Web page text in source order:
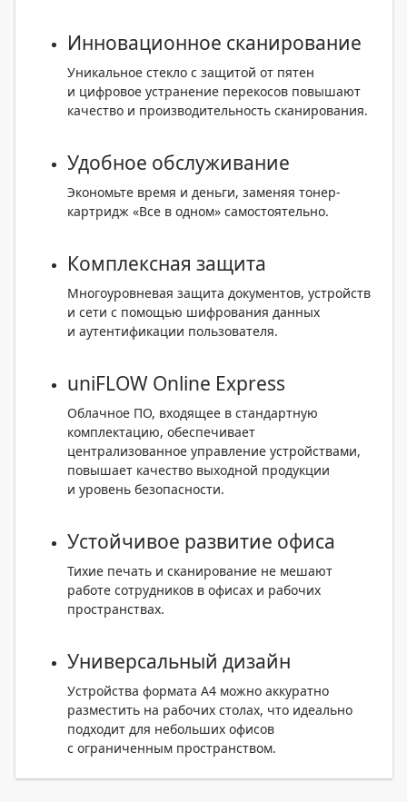
Инновационное сканирование
Уникальное стекло с защитой от пятен
и цифровое устранение перекосов повышают
качество и производительность сканирования.
Удобное обслуживание
Экономьте время и деньги, заменяя тонер-
картридж «Все в одном» самостоятельно.
Комплексная защита
Многоуровневая защита документов, устройств
и сети с помощью шифрования данных
и аутентификации пользователя.
uniFLOW Online Express
Облачное ПО, входящее в стандартную
комплектацию, обеспечивает
централизованное управление устройствами,
повышает качество выходной продукции
и уровень безопасности.
Устойчивое развитие офиса
Тихие печать и сканирование не мешают
работе сотрудников в офисах и рабочих
пространствах.
Универсальный дизайн
Устройства формата A4 можно аккуратно
разместить на рабочих столах, что идеально
подходит для небольших офисов
с ограниченным пространством.